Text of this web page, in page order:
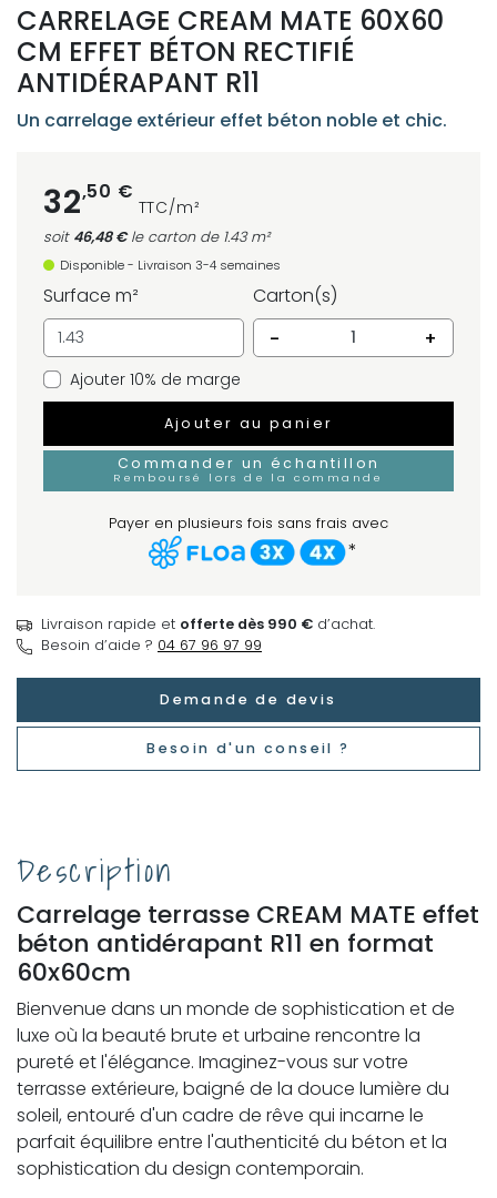
CARRELAGE CREAM MATE 60X60
CM EFFET BÉTON RECTIFIÉ
ANTIDÉRAPANT R11
Un carrelage extérieur effet béton noble et chic.
32,50 €
TTC/m²
soit 46,48 €le carton de 1.43 m²
Disponible - Livraison 3-4 semaines
Surface m²
Carton(s)
-
+
Ajouter 10% de marge
Ajouter au panier
Commander un échantillon
Remboursé lors de la commande
Payer en plusieurs fois sans frais avec
*
Livraison rapide et offerte dès 990 € d’achat.
Besoin d’aide ? 04 67 96 97 99
Demande de devis
Besoin d'un conseil ?
Description
Carrelage terrasse CREAM MATE effet
béton antidérapant R11 en format
60x60cm
Bienvenue dans un monde de sophistication et de
luxe où la beauté brute et urbaine rencontre la
pureté et l'élégance. Imaginez-vous sur votre
terrasse extérieure, baigné de la douce lumière du
soleil, entouré d'un cadre de rêve qui incarne le
parfait équilibre entre l'authenticité du béton et la
sophistication du design contemporain.